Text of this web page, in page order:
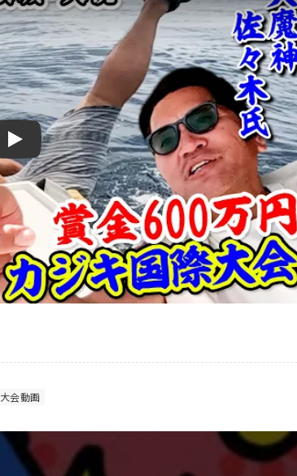
Play
大会動画